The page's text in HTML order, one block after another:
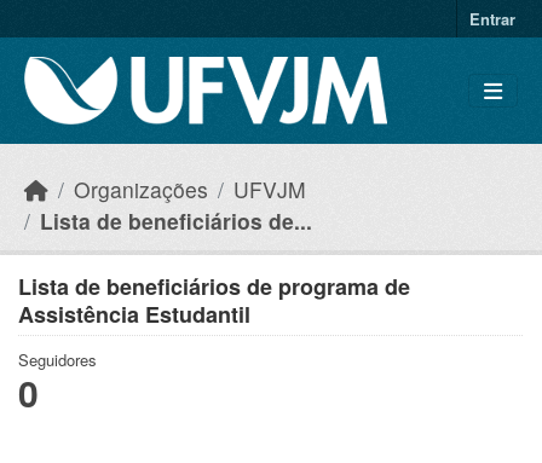
Entrar
Organizações
UFVJM
Lista de beneficiários de...
Lista de beneficiários de programa de
Assistência Estudantil
Seguidores
0